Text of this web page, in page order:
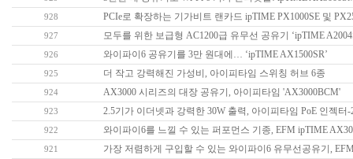
928 PCIe로 확장하는 기가비트 랜카드 ipTIME PX1000SE 및
927 모두를 위한 보급형 AC1200급 유무선 공유기 ‘ipTIME
926 와이파이6 공유기를 3만 원대에… ‘ipTIME AX1500SR’
925 더 작고 강력해진 가성비, 아이피타임 스위칭 허브 6종
924 AX3000 시리즈의 대장 공유기, 아이피타임 'AX3000BCM'
923 2.5기가 이더넷과 강력한 30W 출력, 아이피타임 PoE 인젝터-
922 와이파이6를 느낄 수 있는 퍼포먼스 기종, EFM ipTIME
921 가장 저렴하게 구입할 수 있는 와이파이6 유무선공유기,